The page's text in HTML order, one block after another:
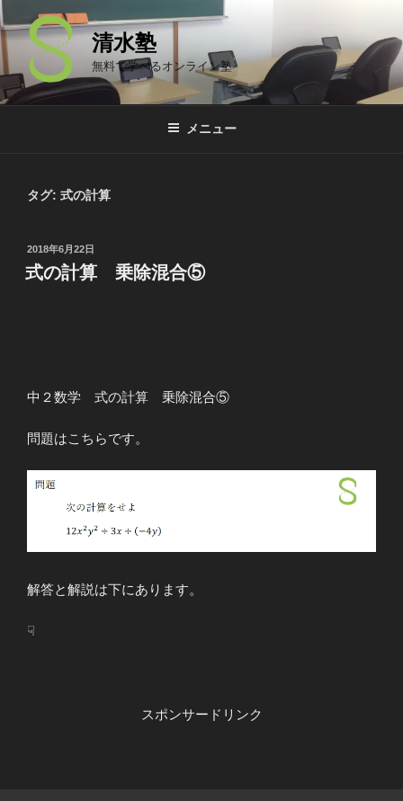
コ
ン
テ
ン
ツ
清水塾
無料で学べるオンライン塾
メニュー
タグ: 式の計算
投
稿
日:
2018年6月22日
式の計算 乗除混合⑤
中２数学 式の計算 乗除混合⑤
問題はこちらです。
解答と解説は下にあります。
☟
スポンサードリンク